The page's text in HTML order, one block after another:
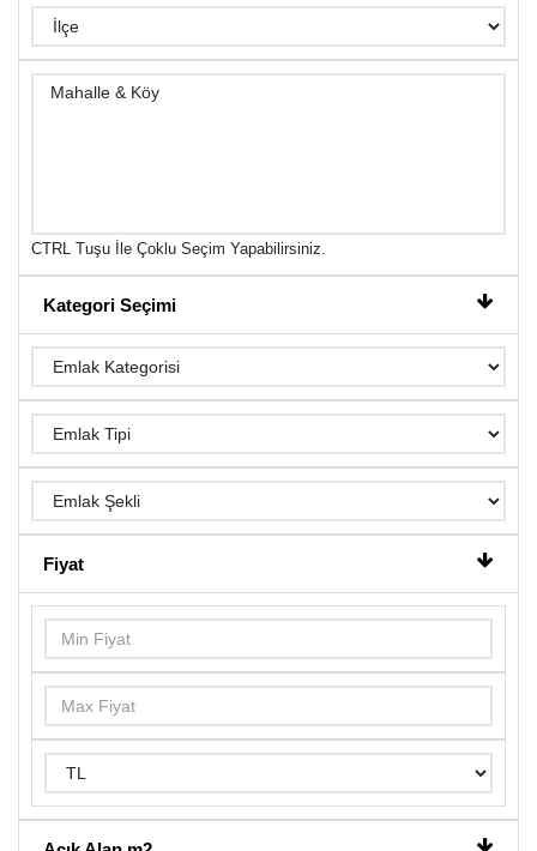
CTRL Tuşu İle Çoklu Seçim Yapabilirsiniz.
Kategori Seçimi
Fiyat